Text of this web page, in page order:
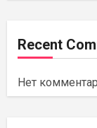
Recent
Нет